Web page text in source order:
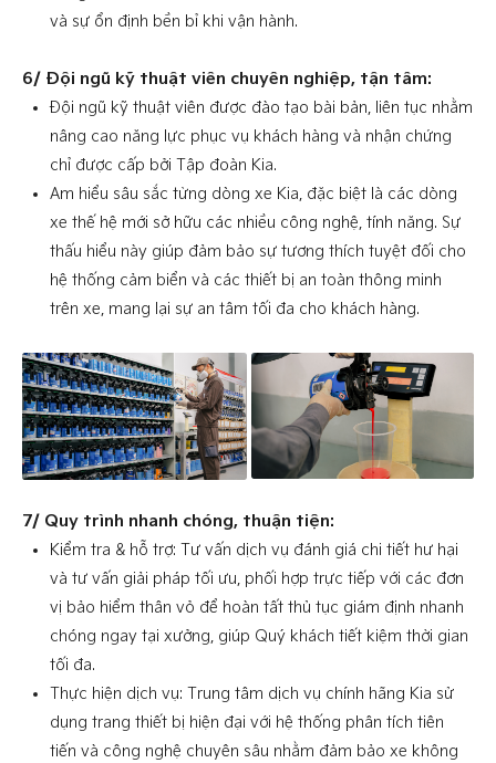
và sự ổn định bền bỉ khi vận hành.
6/ Đội ngũ kỹ thuật viên chuyên nghiệp, tận tâm:
Đội ngũ kỹ thuật viên được đào tạo bài bản, liên tục nhằm
nâng cao năng lực phục vụ khách hàng và nhận chứng
chỉ được cấp bởi Tập đoàn Kia.
Am hiểu sâu sắc từng dòng xe Kia, đặc biệt là các dòng
xe thế hệ mới sở hữu các nhiều công nghệ, tính năng. Sự
thấu hiểu này giúp đảm bảo sự tương thích tuyệt đối cho
hệ thống cảm biển và các thiết bị an toàn thông minh
trên xe, mang lại sự an tâm tối đa cho khách hàng.
7/ Quy trình nhanh chóng, thuận tiện:
Kiểm tra & hỗ trợ: Tư vấn dịch vụ đánh giá chi tiết hư hại
và tư vấn giải pháp tối ưu, phối hợp trực tiếp với các đơn
vị bảo hiểm thân vỏ để hoàn tất thủ tục giám định nhanh
chóng ngay tại xưởng, giúp Quý khách tiết kiệm thời gian
tối đa.
Thực hiện dịch vụ: Trung tâm dịch vụ chính hãng Kia sử
dụng trang thiết bị hiện đại với hệ thống phân tích tiên
tiến và công nghệ chuyên sâu nhằm đảm bảo xe không